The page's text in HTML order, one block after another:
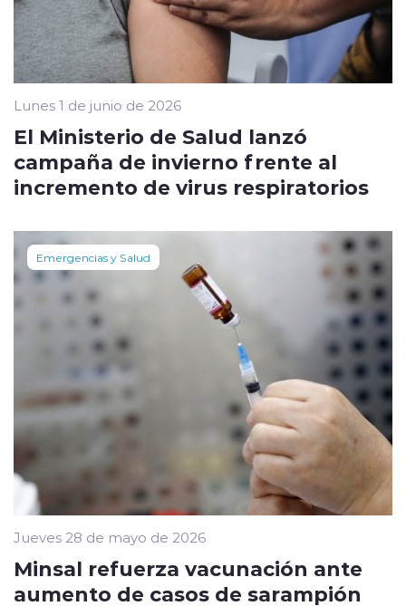
Lunes 1 de junio de 2026
El Ministerio de Salud lanzó
campaña de invierno frente al
incremento de virus respiratorios
Emergencias y Salud
Jueves 28 de mayo de 2026
Minsal refuerza vacunación ante
aumento de casos de sarampión